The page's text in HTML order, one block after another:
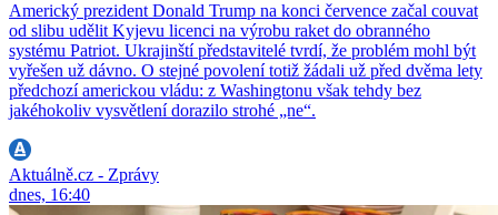
Americký prezident Donald Trump na konci července začal couvat
od slibu udělit Kyjevu licenci na výrobu raket do obranného
systému Patriot. Ukrajinští představitelé tvrdí, že problém mohl být
vyřešen už dávno. O stejné povolení totiž žádali už před dvěma lety
předchozí americkou vládu: z Washingtonu však tehdy bez
jakéhokoliv vysvětlení dorazilo strohé „ne“.
Aktuálně.cz - Zprávy
dnes, 16:40